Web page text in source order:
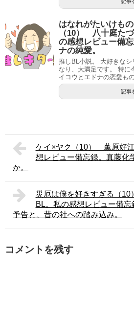
はなれがたいけも
（10） 八十庭た
の感想レビュー備
ナの純愛。
推しBL小説。 大好きなシ
なり、大満足です。 特に
イコウとエドナの恋愛も
記事
ケイ×ヤク（10） 薫原好
想レビュー備忘録。真藤化
か。
災厄は僕を好きすぎる（
BL。私の感想レビュー備
予告と、昔の社への踏み込み。
コメントを残す